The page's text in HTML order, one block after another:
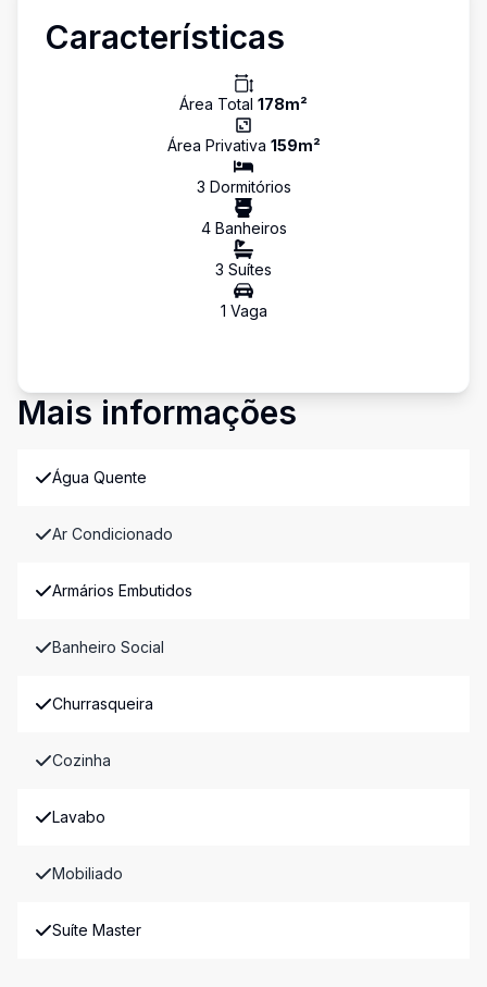
Características
Área Total 178m²
Área Privativa 159m²
3 Dormitórios
4Banheiros
3 Suítes
1 Vaga
Mais informações
Água Quente
Ar Condicionado
Armários Embutidos
Banheiro Social
Churrasqueira
Cozinha
Lavabo
Mobiliado
Suíte Master